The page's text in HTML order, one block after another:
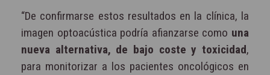
“De confirmarse estos resultados en la clínica, la
imagen optoacústica podría afianzarse como una
nueva alternativa, de bajo coste y toxicidad,
para monitorizar a los pacientes oncológicos en